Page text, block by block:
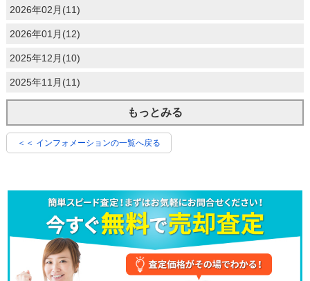
2026年02月(11)
2026年01月(12)
2025年12月(10)
2025年11月(11)
もっとみる
＜＜ インフォメーションの一覧へ戻る